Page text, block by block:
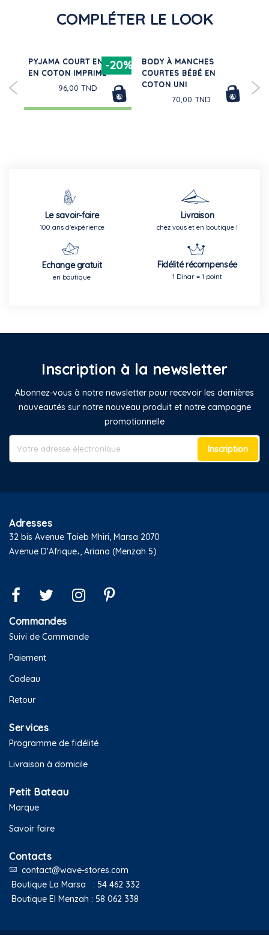
COMPLÉTER LE LOOK
-20%
PYJAMA COURT ENFANT
EN COTON IMPRIMÉ
96,00 TND
BODY À MANCHES
COURTES BÉBÉ EN
COTON UNI
70,00 TND
Le savoir-faire
100 ans d'expérience
Livraison
chez vous et en boutique !
Echange gratuit
en boutique
Fidélité récompensée
1 Dinar = 1 point
Inscription à la newsletter
Abonnez-vous à notre newsletter pour recevoir les dernières
nouveautés sur notre nouveau produit et notre campagne
promotionnelle
Inscription
Adresses
32 bis Avenue Taieb Mhiri, Marsa 2070
Avenue D'Afrique،, Ariana (Menzah 5)
Commandes
Suivi de Commande
Paiement
Cadeau
Retour
Services
Programme de fidélité
Livraison à domicile
Petit Bateau
Marque
Savoir faire
Contacts
contact@wave-stores.com
Boutique La Marsa : 54 462 332
Boutique El Menzah : 58 062 338